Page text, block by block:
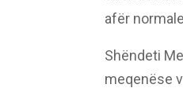
afër
Shëndeti
meqenëse